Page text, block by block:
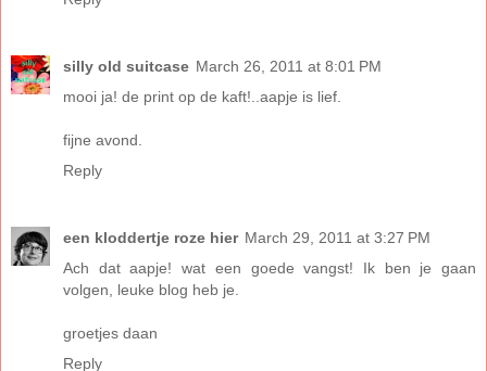
silly old suitcase March 26, 2011 at 8:01 PM
mooi ja! de print op de kaft!..aapje is lief.
fijne avond.
Reply
een kloddertje roze hier March 29, 2011 at 3:27 PM
Ach dat aapje! wat een goede vangst! Ik ben je gaan
volgen, leuke blog heb je.
groetjes daan
Reply